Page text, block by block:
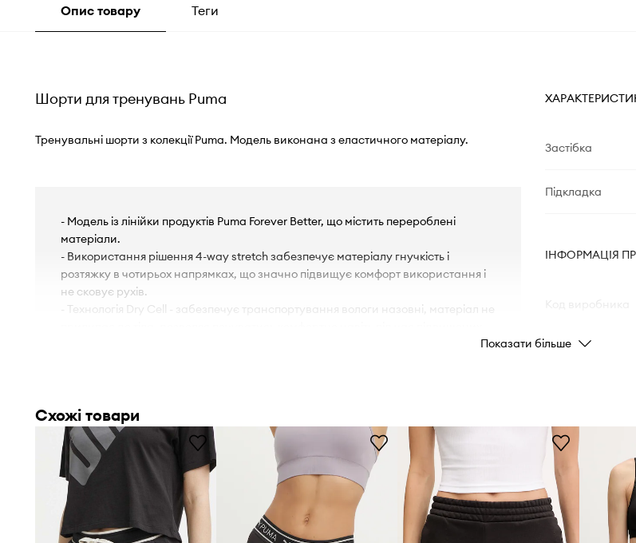
Опис товару Теги
Шорти для тренувань Puma
Тренувальні шорти з колекції Puma. Модель виконана з еластичного матеріалу.
- Модель із лінійки продуктів Puma Forever Better, що містить перероблені
матеріали.
- Використання рішення 4-way stretch забезпечує матеріалу гнучкість і
розтяжку в чотирьох напрямках, що значно підвищує комфорт використання і
не сковує рухів.
- Технологія Dry Cell - забезпечує транспортування вологи назовні, матеріал не
- Напівобхват стегон: 33 cm.
- Висота талії: 29 cm.
- Ширина штанини знизу: 20,5 cm.
- Зовнішня довжина штанини: 37 cm.
- Параметри вказані для розміру: S.
Застібка
Підкладка
ІНФОРМАЦІЯ
Колір
Виробник
ID Товару
Показати більше
Схожі товари